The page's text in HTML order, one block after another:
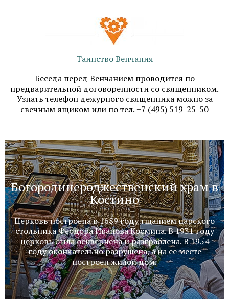
Таинство Венчания
Беседа перед Венчанием проводится по
предварительной договоренности со священником.
Узнать телефон дежурного священника можно за
свечным ящиком или по тел. ‭+7 (495) 519-25-50
Богородицероджественский храм в
Костино
Церковь построена в 1689 году тщанием царского
стольника Феодора Иванова Космина. В 1931 году
церковь была осквернена и разграблена. В 1954
году окончательно разрушена, а на ее месте
построен жилой дом.